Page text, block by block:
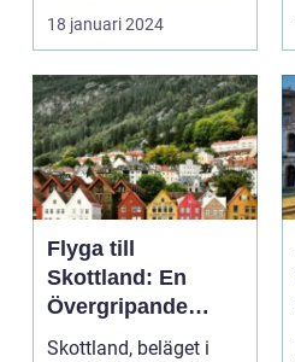
resa till England från
ol...
18 januari 2024
Flyga till
Skottland: En
Övergripande
Översikt
Skottland, beläget i